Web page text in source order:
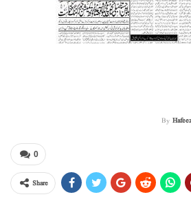
By
0
Share